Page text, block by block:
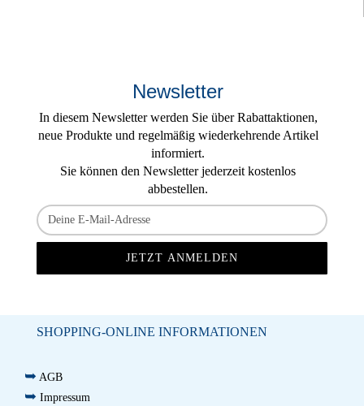
Newsletter
In diesem Newsletter werden Sie über Rabattaktionen,
neue Produkte und regelmäßig wiederkehrende Artikel
informiert.
Sie können den Newsletter jederzeit kostenlos
abbestellen.
SHOPPING-ONLINE INFORMATIONEN
➥ AGB
➥ Impressum